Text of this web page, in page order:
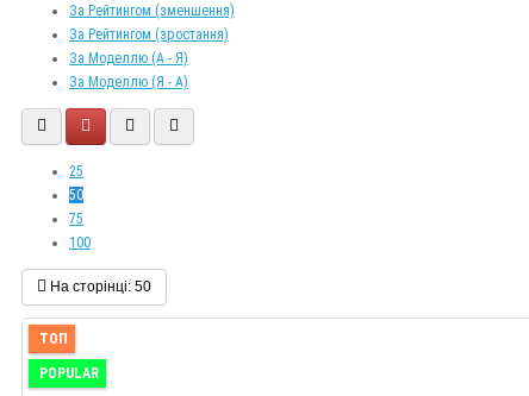
За Рейтингом (зменшення)
За Рейтингом (зростання)
За Моделлю (A - Я)
За Моделлю (Я - A)
25
50
75
100
На сторінці: 50
ТОП
POPULAR